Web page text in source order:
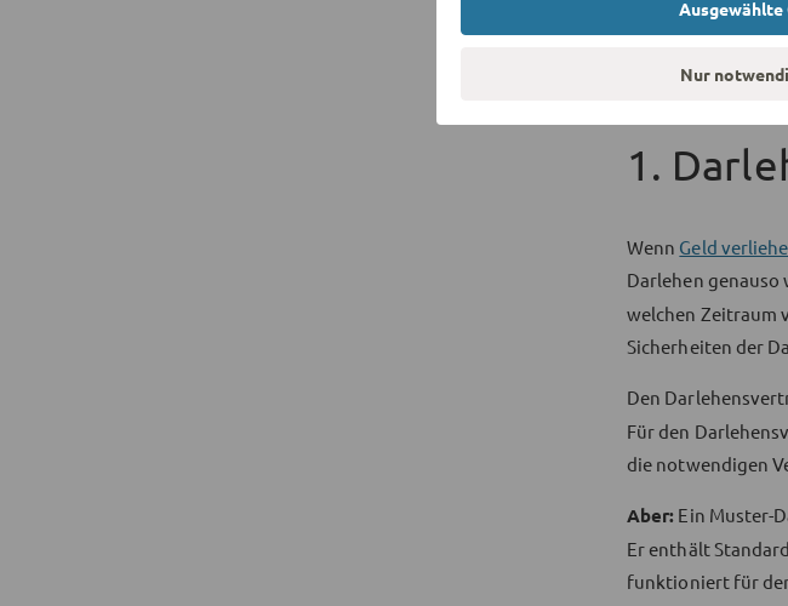
oder einem
1.
Wenn Geld
Darlehen
welchen Zeitraum
Sicherheiten der
Den
Für den
die notwendigen
Aber: Ein Muster-
Er enthält
funktioniert für
Nur